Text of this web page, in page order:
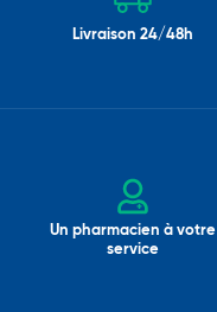
Livraison 24/48h
Un pharmacien à votre
service